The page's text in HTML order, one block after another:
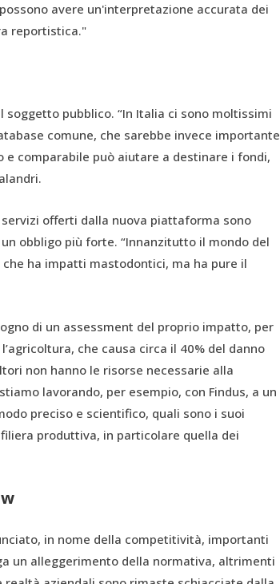
avere un'interpretazione accurata dei
reportistica."
pubblico. “In Italia ci sono moltissimi
comune, che sarebbe invece importante
comparabile può aiutare a destinare i fondi,
offerti dalla nuova piattaforma sono
obbligo più forte. “Innanzitutto il mondo del
ha impatti mastodontici, ma ha pure il
di un assessment del proprio impatto, per
che causa circa il 40% del danno
non hanno le risorse necessarie alla
lavorando, per esempio, con Findus, a un
preciso e scientifico, quali sono i suoi
produttiva, in particolare quella dei
in nome della competitività, importanti
un alleggerimento della normativa, altrimenti